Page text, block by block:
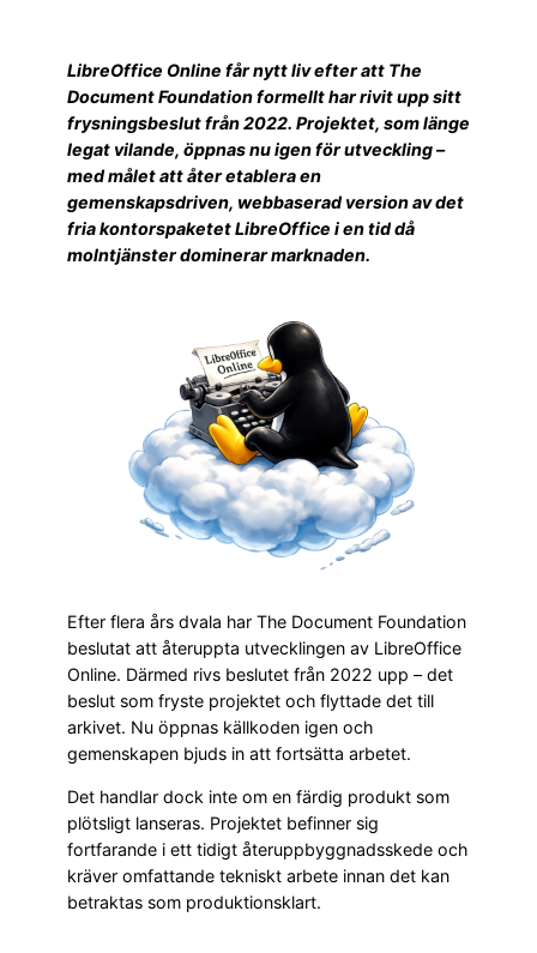
LibreOffice Online får nytt liv efter att The
Document Foundation formellt har rivit upp sitt
frysningsbeslut från 2022. Projektet, som länge
legat vilande, öppnas nu igen för utveckling –
med målet att åter etablera en
gemenskapsdriven, webbaserad version av det
fria kontorspaketet LibreOffice i en tid då
molntjänster dominerar marknaden.
Efter flera års dvala har The Document Foundation
beslutat att återuppta utvecklingen av LibreOffice
Online. Därmed rivs beslutet från 2022 upp – det
beslut som fryste projektet och flyttade det till
arkivet. Nu öppnas källkoden igen och
gemenskapen bjuds in att fortsätta arbetet.
Det handlar dock inte om en färdig produkt som
plötsligt lanseras. Projektet befinner sig
fortfarande i ett tidigt återuppbyggnadsskede och
kräver omfattande tekniskt arbete innan det kan
betraktas som produktionsklart.